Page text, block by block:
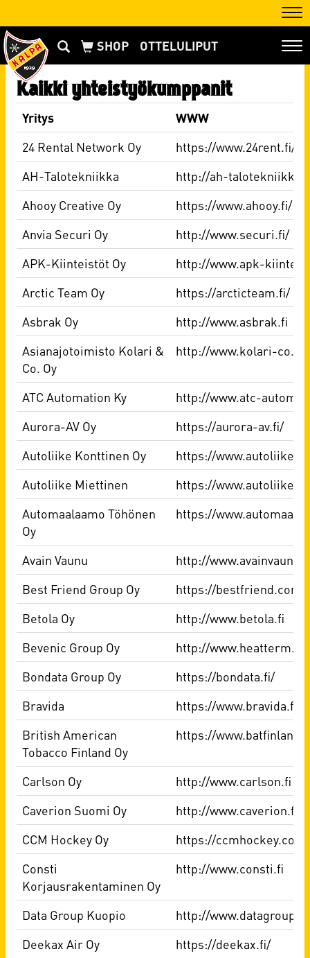
OTTELULIPUT
Kaikki yhteistyökumppanit
Yritys
WWW
24 Rental Network Oy
https://www.24rent.fi/
AH-Talotekniikka
http://ah-
Ahooy Creative Oy
https://www.ahooy.fi/
Anvia Securi Oy
http://www.securi.fi/
APK-Kiinteistöt Oy
http://www.apk-
Arctic Team Oy
https://arcticteam.fi/
Asbrak Oy
http://www.asbrak.fi
Asianajotoimisto Kolari &
Co. Oy
http://www.kolari-co.fi
ATC Automation Ky
http://www.atc-
Aurora-AV Oy
https://aurora-av.fi/
Autoliike Konttinen Oy
https://
Autoliike Miettinen
https://
Automaalaamo Töhönen
Oy
https://
Avain Vaunu
http://
Best Friend Group Oy
https://bestfriend.com/
Betola Oy
http://www.betola.fi
Bevenic Group Oy
http://www.heatterm.fi
Bondata Group Oy
https://bondata.fi/
Bravida
https://www.bravida.fi/
British American
Tobacco Finland Oy
https://
Carlson Oy
http://www.carlson.fi
Caverion Suomi Oy
http://www.caverion.fi
CCM Hockey Oy
https://
Consti
Korjausrakentaminen Oy
http://www.consti.fi
Data Group Kuopio
http://
Deekax Air Oy
https://deekax.fi/